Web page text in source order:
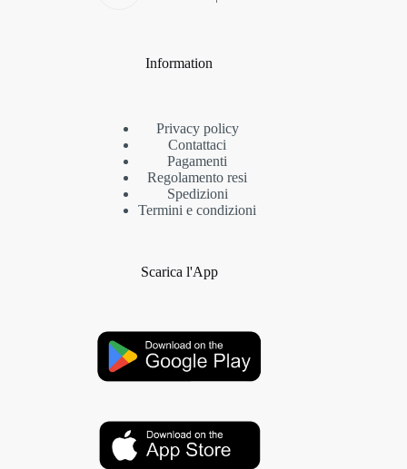
Information
Privacy policy
Contattaci
Pagamenti
Regolamento resi
Spedizioni
Termini e condizioni
Scarica l'App